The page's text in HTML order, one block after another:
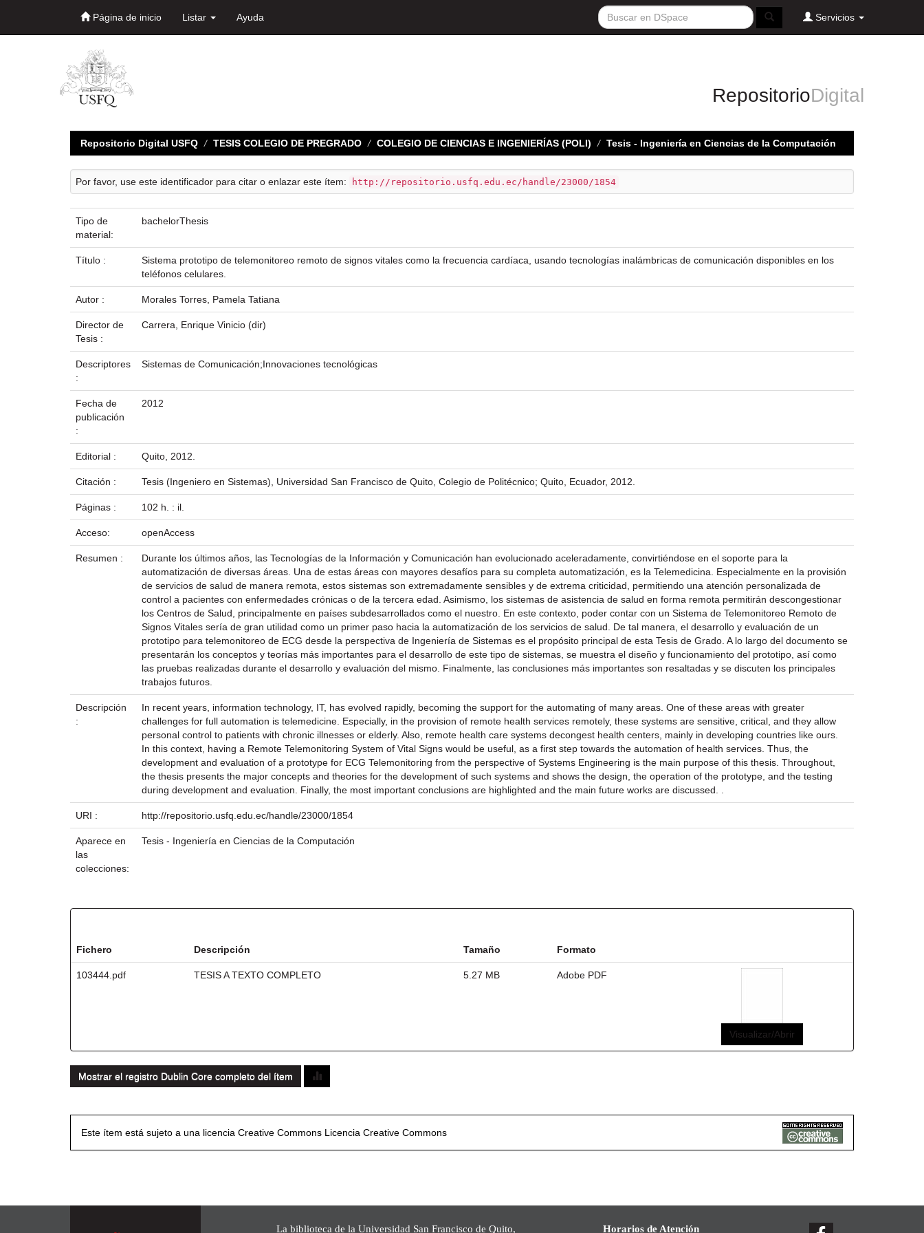
Página de inicio Listar Ayuda Servicios
RepositorioDigital
Repositorio Digital USFQ TESIS COLEGIO DE PREGRADO COLEGIO DE CIENCIAS E INGENIERÍAS (POLI) Tesis - Ingeniería en Ciencias de la Computación
Por favor, use este identificador para citar o enlazar este ítem: http://repositorio.usfq.edu.ec/handle/23000/1854
Tipo de
material:
bachelorThesis
Título :
Sistema prototipo de telemonitoreo remoto de signos vitales como la frecuencia cardíaca, usando tecnologías inalámbricas de comunicación disponibles en los
teléfonos celulares.
Autor : Morales Torres, Pamela Tatiana
Director de
Tesis :
Carrera, Enrique Vinicio (dir)
Descriptores
:
Sistemas de Comunicación;Innovaciones tecnológicas
Fecha de
publicación
:
2012
Editorial : Quito, 2012.
Citación : Tesis (Ingeniero en Sistemas), Universidad San Francisco de Quito, Colegio de Politécnico; Quito, Ecuador, 2012.
Páginas : 102 h. : il.
Acceso: openAccess
Resumen :
Durante los últimos años, las Tecnologías de la Información y Comunicación han evolucionado aceleradamente, convirtiéndose en el soporte para la
automatización de diversas áreas. Una de estas áreas con mayores desafíos para su completa automatización, es la Telemedicina. Especialmente en la provisión
de servicios de salud de manera remota, estos sistemas son extremadamente sensibles y de extrema criticidad, permitiendo una atención personalizada de
control a pacientes con enfermedades crónicas o de la tercera edad. Asimismo, los sistemas de asistencia de salud en forma remota permitirán descongestionar
los Centros de Salud, principalmente en países subdesarrollados como el nuestro. En este contexto, poder contar con un Sistema de Telemonitoreo Remoto de
Signos Vitales sería de gran utilidad como un primer paso hacia la automatización de los servicios de salud. De tal manera, el desarrollo y evaluación de un
prototipo para telemonitoreo de ECG desde la perspectiva de Ingeniería de Sistemas es el propósito principal de esta Tesis de Grado. A lo largo del documento se
presentarán los conceptos y teorías más importantes para el desarrollo de este tipo de sistemas, se muestra el diseño y funcionamiento del prototipo, así como
las pruebas realizadas durante el desarrollo y evaluación del mismo. Finalmente, las conclusiones más importantes son resaltadas y se discuten los principales
trabajos futuros.
Descripción
:
In recent years, information technology, IT, has evolved rapidly, becoming the support for the automating of many areas. One of these areas with greater
challenges for full automation is telemedicine. Especially, in the provision of remote health services remotely, these systems are sensitive, critical, and they allow
personal control to patients with chronic illnesses or elderly. Also, remote health care systems decongest health centers, mainly in developing countries like ours.
In this context, having a Remote Telemonitoring System of Vital Signs would be useful, as a first step towards the automation of health services. Thus, the
development and evaluation of a prototype for ECG Telemonitoring from the perspective of Systems Engineering is the main purpose of this thesis. Throughout,
the thesis presents the major concepts and theories for the development of such systems and shows the design, the operation of the prototype, and the testing
during development and evaluation. Finally, the most important conclusions are highlighted and the main future works are discussed. .
URI : http://repositorio.usfq.edu.ec/handle/23000/1854
Aparece en
las
colecciones:
Tesis - Ingeniería en Ciencias de la Computación
Fichero Descripción Tamaño Formato
103444.pdf TESIS A TEXTO COMPLETO 5.27 MB Adobe PDF
Visualizar/Abrir
Mostrar el registro Dublin Core completo del ítem
Este ítem está sujeto a una licencia Creative Commons Licencia Creative Commons
La biblioteca de la Universidad San Francisco de Quito, Horarios de Atención